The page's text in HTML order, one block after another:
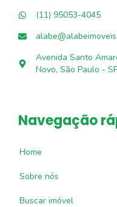
(11) 95053-4045
Avenida Santo
Novo, São Paulo -
Navegação
Home
Sobre nós
Buscar imóvel